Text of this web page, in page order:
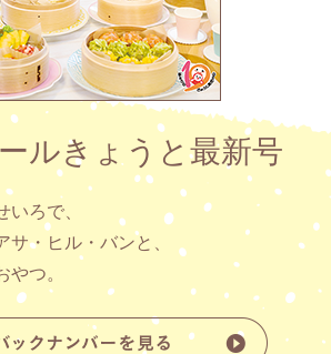
ルきょうと最新号
いろで、
サ・ヒル・バンと、
やつ。